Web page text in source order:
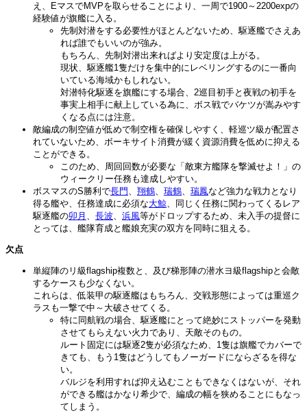
え、EマスでMVPを取らせることにより、一周で1900～2200expの
経験値が旗艦に入る。
先制対潜をする必要性がほとんどないため、駆逐艦でさえあ
れば誰でもいいのが強み。
もちろん、先制対潜出来ればより安定度は上がる。
現状、駆逐艦1隻だけを集中的にレベリングするのに一番向
いている海域かもしれない。
対潜特化駆逐を旗艦にする場合、2巡目初手と夜戦の初手を
事実上相手に献上している為に、ボス戦でバケツが嵩みやす
くなる点には注意。
敵編成の制空値が低めで制空権を確保しやすく、軽巡ツ級が配置さ
れていないため、ボーキサイト消費が緩く資源消費を低めに抑える
ことができる。
このため、周回回数が必要な「敵東方艦隊を撃滅せよ！」の
ウィークリー任務も達成しやすい。
ボスマスのS勝利で長門 、 翔鶴、 瑞鶴、 瑞鳳など強力な戦力となり
得る艦や、任務達成に必須な大鯨、同じく任務に関わってくるレア
駆逐艦の卯月 、 長波、 浜風等がドロップするため、未入手の提督に
とっては、艦隊育成と艦娘充実の双方を同時に狙える。
欠点
単縦陣のリ級flagship複数と、及び梯形陣の潜水ヨ級flagshipと会敵
するケースも少なくない。
これらは、低装甲の駆逐艦はもちろん、交戦形態によっては重巡ク
ラスも一撃で中～大破させてくる。
特に同航戦の場合、駆逐艦にとって絶妙にストッパーを発動
させてもらえない火力であり、天敵そのもの。
ルート固定には駆逐2隻が必須なため、1隻は旗艦でカバーで
きても、もう1隻はどうしてもノーガードにならざるを得な
い。
バルジを利用すれば抑え込むこともできなくはないが、それ
ができる艦はかなり希少で、編成の幅を狭めることにもなっ
てしまう。